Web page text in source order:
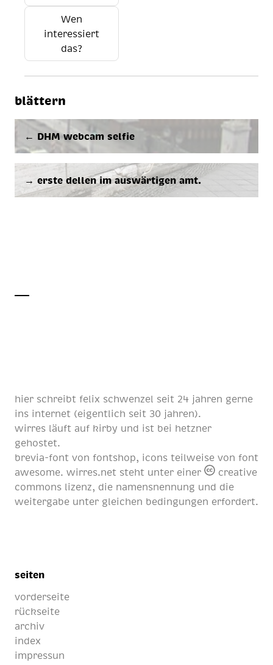
Wen
interessiert
das?
blättern
← DHM web­cam sel­fie
→ ers­te del­len im aus­wär­ti­gen amt.
hier schreibt felix schwenzel seit 24 jahren gerne
ins internet (eigentlich seit 30 jahren).
wirres läuft auf kirby und ist bei hetzner
gehostet.
brevia-font von fontshop, icons teilweise von font
awesome. wirres.net steht unter einer
creative
commons lizenz, die namensnennung und die
weitergabe unter gleichen bedingungen erfordert.
seiten
vorderseite
rückseite
archiv
index
impressun